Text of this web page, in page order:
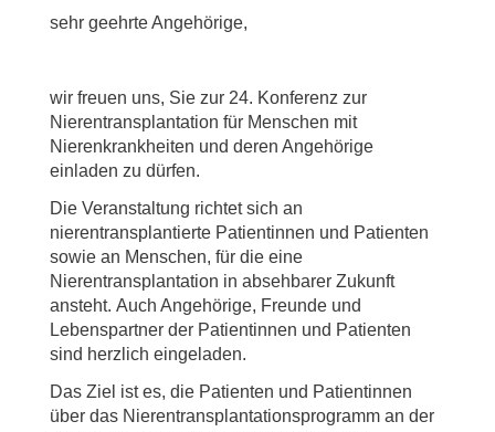
sehr geehrte Angehörige,
wir freuen uns, Sie zur 24. Konferenz zur
Nierentransplantation für Menschen mit
Nierenkrankheiten und deren Angehörige
einladen zu dürfen.
Die Veranstaltung richtet sich an
nierentransplantierte Patientinnen und Patienten
sowie an Menschen, für die eine
Nierentransplantation in absehbarer Zukunft
ansteht. Auch Angehörige, Freunde und
Lebenspartner der Patientinnen und Patienten
sind herzlich eingeladen.
Das Ziel ist es, die Patienten und Patientinnen
über das Nierentransplantationsprogramm an der